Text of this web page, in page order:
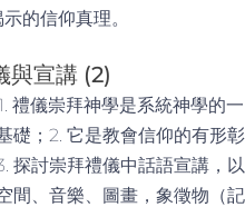
的信仰真理。
與宣講 (2)
禮儀崇拜神學是系統神學的一
礎；2. 它是教會信仰的有形彰
探討崇拜禮儀中話語宣講，以
間、音樂、圖畫，象徵物（記